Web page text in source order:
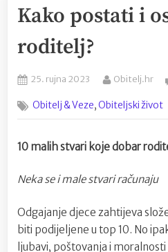
Kako postati i
roditelj?
Posted
25. rujna 2023 By
Obitelj.hr
Obitelj & Veze,Obiteljski život
10 malih stvari koje dobar
Neka se i male stvari računaju
Odgajanje djece zahtijeva
biti podijeljene u top 10. No
ljubavi, poštovanja i